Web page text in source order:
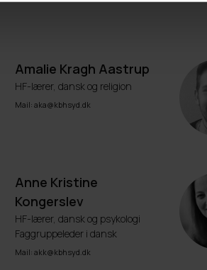
Amalie Kragh Aastrup
HF-lærer, dansk og religion
Mail: aka@kbhsyd.dk
Anne Kristine
Kongerslev
HF-lærer, dansk og psykologi
Faggruppeleder i dansk
Mail: akk@kbhsyd.dk